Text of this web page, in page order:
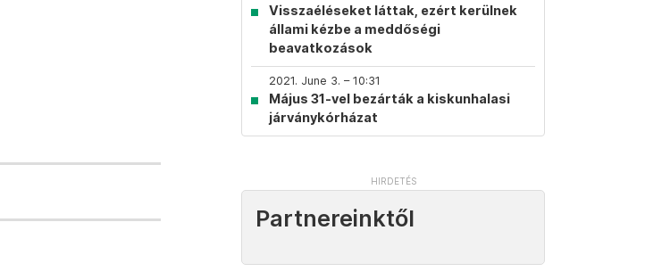
Visszaéléseket láttak, ezért kerülnek
állami kézbe a meddőségi
beavatkozások
2021. June 3. – 10:31
Május 31-vel bezárták a kiskunhalasi
járványkórházat
Partnereinktől